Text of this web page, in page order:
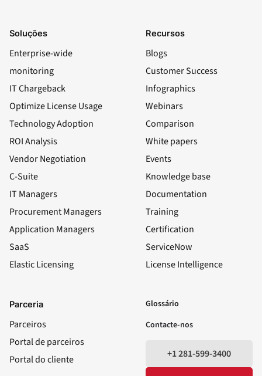
Soluções
Enterprise-wide
monitoring
IT Chargeback
Optimize License Usage
Technology Adoption
ROI Analysis
Vendor Negotiation
C-Suite
IT Managers
Procurement Managers
Application Managers
SaaS
Elastic Licensing
Recursos
Blogs
Customer Success
Infographics
Webinars
Comparison
White papers
Events
Knowledge base
Documentation
Training
Certification
ServiceNow
License Intelligence
Parceria
Parceiros
Portal de parceiros
Portal do cliente
Glossário
Contacte-nos
+1 281-599-3400